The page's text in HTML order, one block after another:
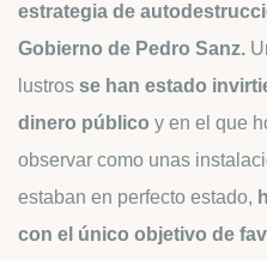
estrategia de
Gobierno de Pedro Sanz.
lustros se han estado
dinero público y en el que
observar como unas
estaban en perfecto estado,
con el único objetivo de